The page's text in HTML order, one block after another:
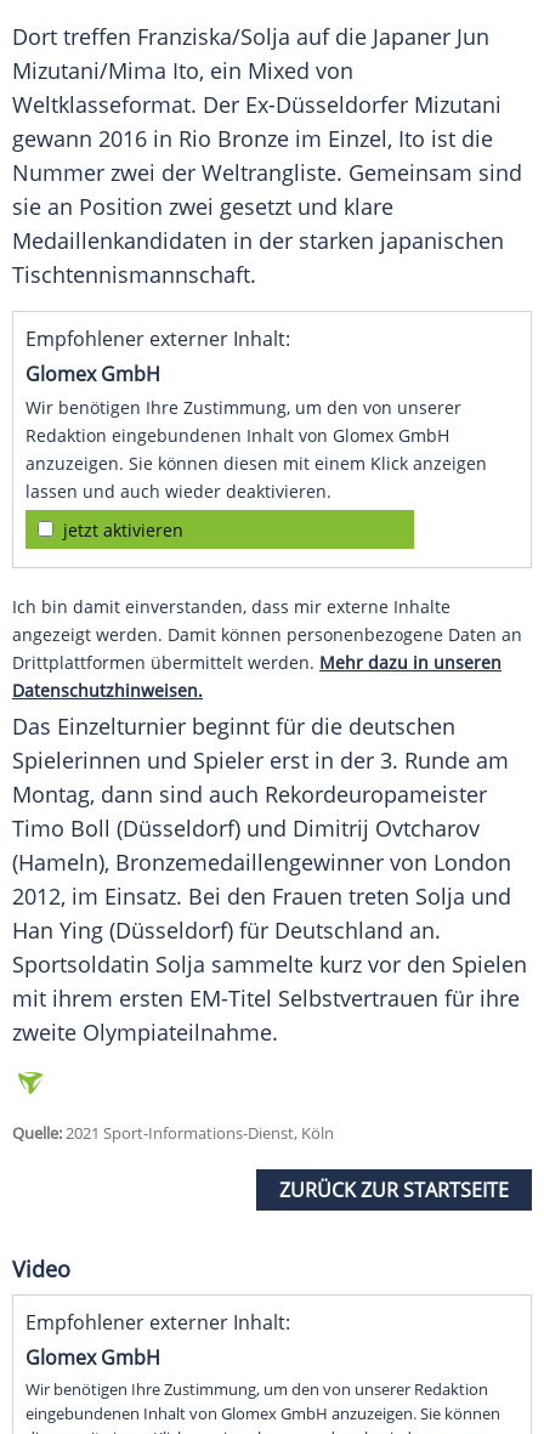
Dort treffen Franziska/Solja auf die Japaner Jun
Mizutani/Mima Ito, ein Mixed von
Weltklasseformat. Der Ex-Düsseldorfer Mizutani
gewann 2016 in Rio Bronze im Einzel, Ito ist die
Nummer zwei der Weltrangliste. Gemeinsam sind
sie an Position zwei gesetzt und klare
Medaillenkandidaten in der starken japanischen
Tischtennismannschaft.
Empfohlener externer Inhalt:
Glomex GmbH
Wir benötigen Ihre Zustimmung, um den von unserer
Redaktion eingebundenen Inhalt von Glomex GmbH
anzuzeigen. Sie können diesen mit einem Klick anzeigen
lassen und auch wieder deaktivieren.
jetzt aktivieren
Ich bin damit einverstanden, dass mir externe Inhalte
angezeigt werden. Damit können personenbezogene Daten an
Drittplattformen übermittelt werden. Mehr dazu in unseren
Datenschutzhinweisen.
Das Einzelturnier beginnt für die deutschen
Spielerinnen und Spieler erst in der 3. Runde am
Montag, dann sind auch Rekordeuropameister
Timo Boll (Düsseldorf) und Dimitrij Ovtcharov
(Hameln), Bronzemedaillengewinner von London
2012, im Einsatz. Bei den Frauen treten Solja und
Han Ying (Düsseldorf) für Deutschland an.
Sportsoldatin Solja sammelte kurz vor den Spielen
mit ihrem ersten EM-Titel Selbstvertrauen für ihre
zweite Olympiateilnahme.
Quelle:2021 Sport-Informations-Dienst, Köln
ZURÜCK ZUR STARTSEITE
Video
Empfohlener externer Inhalt:
Glomex GmbH
Wir benötigen Ihre Zustimmung, um den von unserer Redaktion
eingebundenen Inhalt von Glomex GmbH anzuzeigen. Sie können